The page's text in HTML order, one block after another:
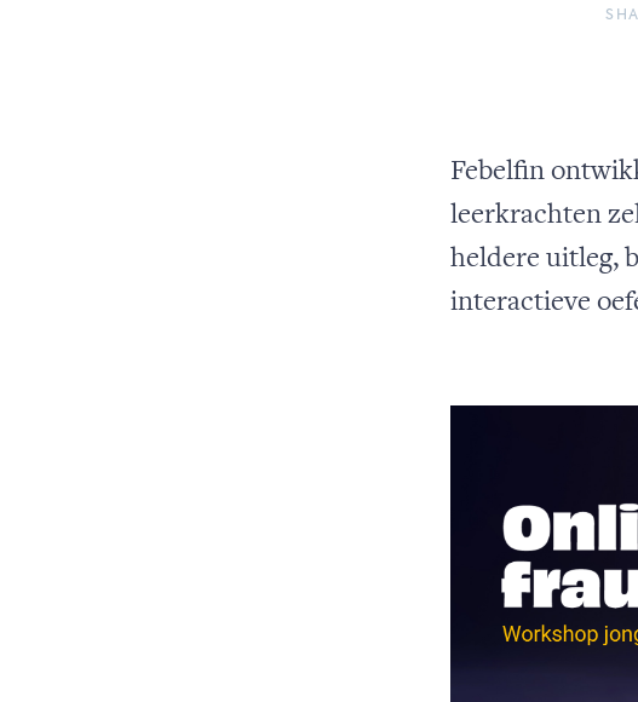
Febelfin
leerkrachten
heldere uitleg,
interactieve